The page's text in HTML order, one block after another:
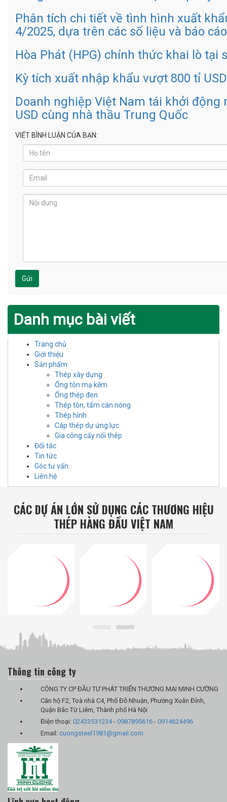
Phân tích chi tiết về tình hình xuất
4/2025, dựa trên các số liệu và báo
Hòa Phát (HPG) chính thức khai lò tại
Kỳ tích xuất nhập khẩu vượt 800 tỉ USD
Doanh nghiệp Việt Nam tái khởi động
USD cùng nhà thầu Trung Quốc
VIẾT BÌNH LUẬN CỦA BẠN:
Gửi
Danh mục bài viết
Trang chủ
Giới thiệu
Sản phẩm
Thép xây dựng
Ống tôn mạ kẽm
Ống thép đen
Thép tôn, tấm cán nóng
Thép hình
Cáp thép dự ứng lực
Gia công cấy nối thép
Đối tác
Tin tức
Góc tư vấn
Liên hệ
CÁC DỰ ÁN LỚN SỬ DỤNG CÁC THƯƠNG HIỆU
THÉP HÀNG ĐẦU VIỆT NAM
Thông tin công ty
CÔNG TY CP ĐẦU TƯ PHÁT TRIỂN THƯƠNG MẠI MINH CƯỜNG
Căn hộ F2, Toà nhà C4, Phố Đỗ Nhuận, Phường Xuân Đỉnh,
Quận Bắc Từ Liêm, Thành phố Hà Nội
Điện thoại: 02433531234- 0987895616 - 0914624496
Email: cuongsteel1981@gmail.com